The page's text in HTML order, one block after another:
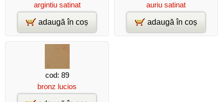
argintiu satinat
adaugă în coș
auriu satinat
adaugă în coș
cod: 89
bronz lucios